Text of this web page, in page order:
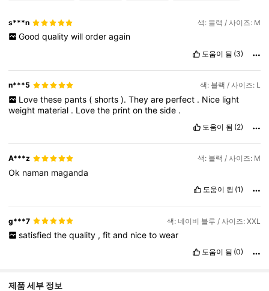
s***n 색: 블랙 / 사이즈: M
Good quality will order again
도움이 됨 (3)
n***5 색: 블랙 / 사이즈: L
Love these pants ( shorts ). They are perfect . Nice light
weight material . Lovethe printontheside .
도움이 됨 (2)
A***z 색: 블랙 / 사이즈: M
Ok naman maganda
도움이 됨 (1)
g***7 색: 네이비 블루 / 사이즈: XXL
satisfied the quality , fit and nice to wear
도움이 됨 (0)
제품 세부 정보